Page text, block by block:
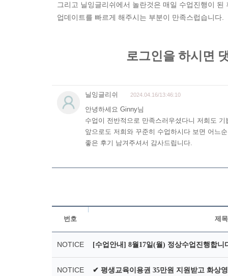
그리고 닐잉글리쉬에서 놀란것은 매일 수업진행이
업데이트를 빠르게 해주시는 부분이 만족스럽습니다.